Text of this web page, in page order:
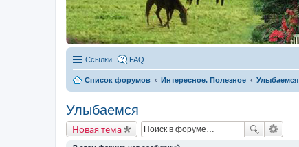
Ссылки FAQ
Список форумов Интересное. Полезное Улыбаемся
Улыбаемся
Новая тема